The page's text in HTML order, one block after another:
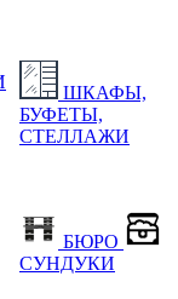
ШКАФЫ,
БУФЕТЫ,
СТЕЛЛАЖИ
БЮРО
СУНДУКИ